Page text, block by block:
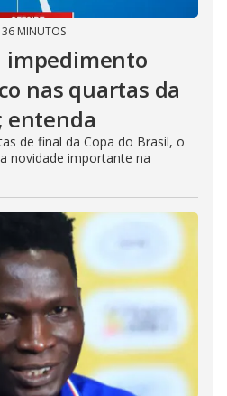
MINUTOS
impedimento
nas quartas da
entenda
de final da Copa do Brasil, o
novidade importante na